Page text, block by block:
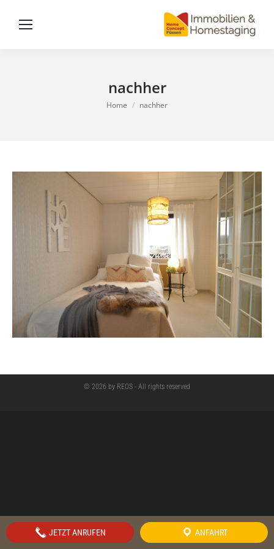
nachher
You are here:
Home nachher
© 2026 by REOS - All rights reserved
JETZT ANRUFEN ANFAHRT